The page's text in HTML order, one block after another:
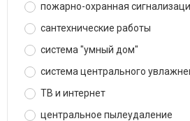
пожарно-охранная
сантехнические работы
система "умный дом"
система центрального
ТВ и интернет
центральное пылеудаление